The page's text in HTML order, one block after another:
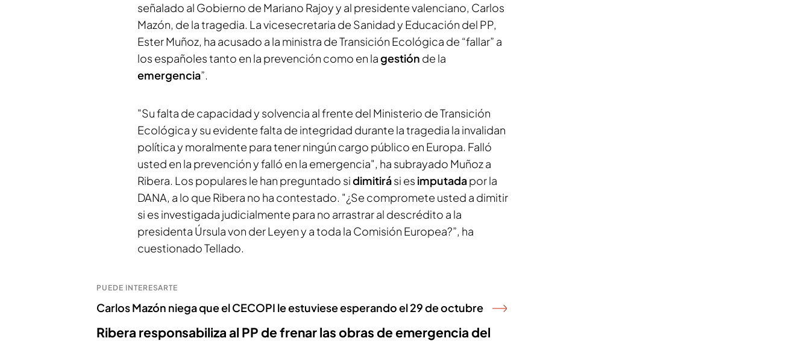
señalado al Gobierno de Mariano Rajoy y al presidente valenciano, Carlos
Mazón, de la tragedia. La vicesecretaria de Sanidad y Educación del PP,
Ester Muñoz, ha acusado a la ministra de Transición Ecológica de “fallar” a
los españoles tanto en la prevención como en lagestión de la
emergencia”.
"Su falta de capacidad y solvencia al frente del Ministerio de Transición
Ecológica y su evidente falta de integridad durante la tragedia la invalidan
política y moralmente para tener ningún cargo público en Europa. Falló
usted en la prevención y falló en la emergencia", ha subrayado Muñoz a
Ribera. Los populares le han preguntado sidimitirási es imputadapor la
DANA, a lo que Ribera no ha contestado. "¿Se compromete usted a dimitir
si es investigada judicialmente para no arrastrar al descrédito a la
presidenta Úrsula von der Leyen y a toda la Comisión Europea?”, ha
cuestionado Tellado.
PUEDE INTERESARTE
Carlos Mazón niega que el CECOPI le estuviese esperando el 29 de octubre
Ribera responsabiliza al PP de frenar las obras de emergencia del